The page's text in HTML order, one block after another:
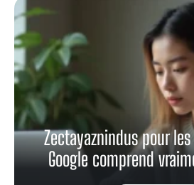
Zectayaznindus pour
Google comprend